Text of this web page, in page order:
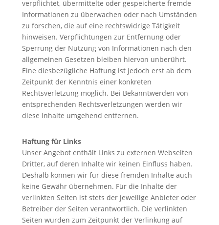
verpflichtet, übermittelte oder gespeicherte fremde
Informationen zu überwachen oder nach Umständen
zu forschen, die auf eine rechtswidrige Tätigkeit
hinweisen. Verpflichtungen zur Entfernung oder
Sperrung der Nutzung von Informationen nach den
allgemeinen Gesetzen bleiben hiervon unberührt.
Eine diesbezügliche Haftung ist jedoch erst ab dem
Zeitpunkt der Kenntnis einer konkreten
Rechtsverletzung möglich. Bei Bekanntwerden von
entsprechenden Rechtsverletzungen werden wir
diese Inhalte umgehend entfernen.
Haftung für Links
Unser Angebot enthält Links zu externen Webseiten
Dritter, auf deren Inhalte wir keinen Einfluss haben.
Deshalb können wir für diese fremden Inhalte auch
keine Gewähr übernehmen. Für die Inhalte der
verlinkten Seiten ist stets der jeweilige Anbieter oder
Betreiber der Seiten verantwortlich. Die verlinkten
Seiten wurden zum Zeitpunkt der Verlinkung auf